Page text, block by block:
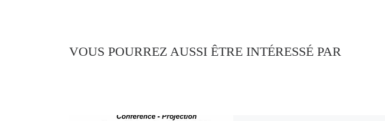
VOUS POURREZ AUSSI ÊTRE INTÉRESSÉ PAR